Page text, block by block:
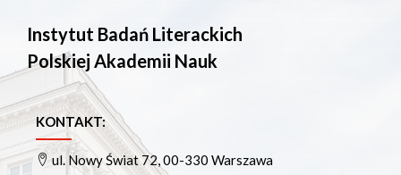
Instytut Badań Literackich
Polskiej Akademii Nauk
KONTAKT:
ul. Nowy Świat 72, 00-330 Warszawa